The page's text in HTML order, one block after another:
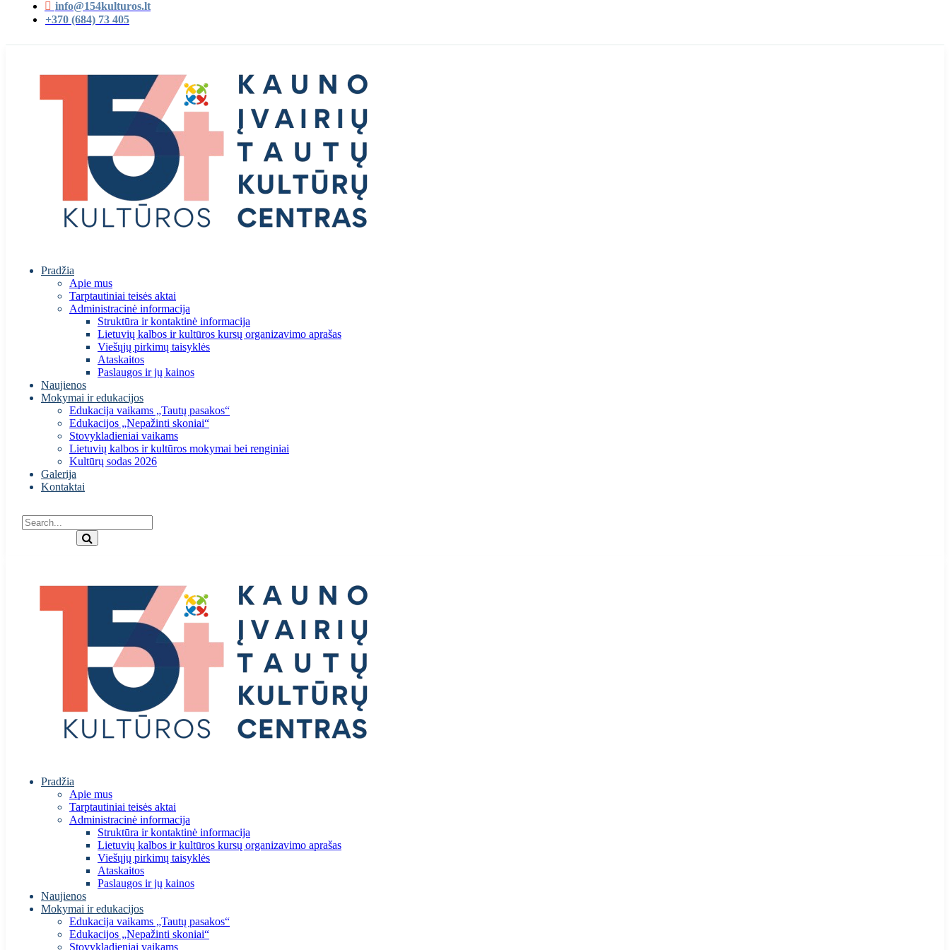
info@154kulturos.lt
+370 (684) 73 405
Pradžia
Apie mus
Tarptautiniai teisės aktai
Administracinė informacija
Struktūra ir kontaktinė informacija
Lietuvių kalbos ir kultūros kursų organizavimo aprašas
Viešųjų pirkimų taisyklės
Ataskaitos
Paslaugos ir jų kainos
Naujienos
Mokymai ir edukacijos
Edukacija vaikams „Tautų pasakos“
Edukacijos „Nepažinti skoniai“
Stovykladieniai vaikams
Lietuvių kalbos ir kultūros mokymai bei renginiai
Kultūrų sodas 2026
Galerija
Kontaktai
Pradžia
Apie mus
Tarptautiniai teisės aktai
Administracinė informacija
Struktūra ir kontaktinė informacija
Lietuvių kalbos ir kultūros kursų organizavimo aprašas
Viešųjų pirkimų taisyklės
Ataskaitos
Paslaugos ir jų kainos
Naujienos
Mokymai ir edukacijos
Edukacija vaikams „Tautų pasakos“
Edukacijos „Nepažinti skoniai“
Stovykladieniai vaikams